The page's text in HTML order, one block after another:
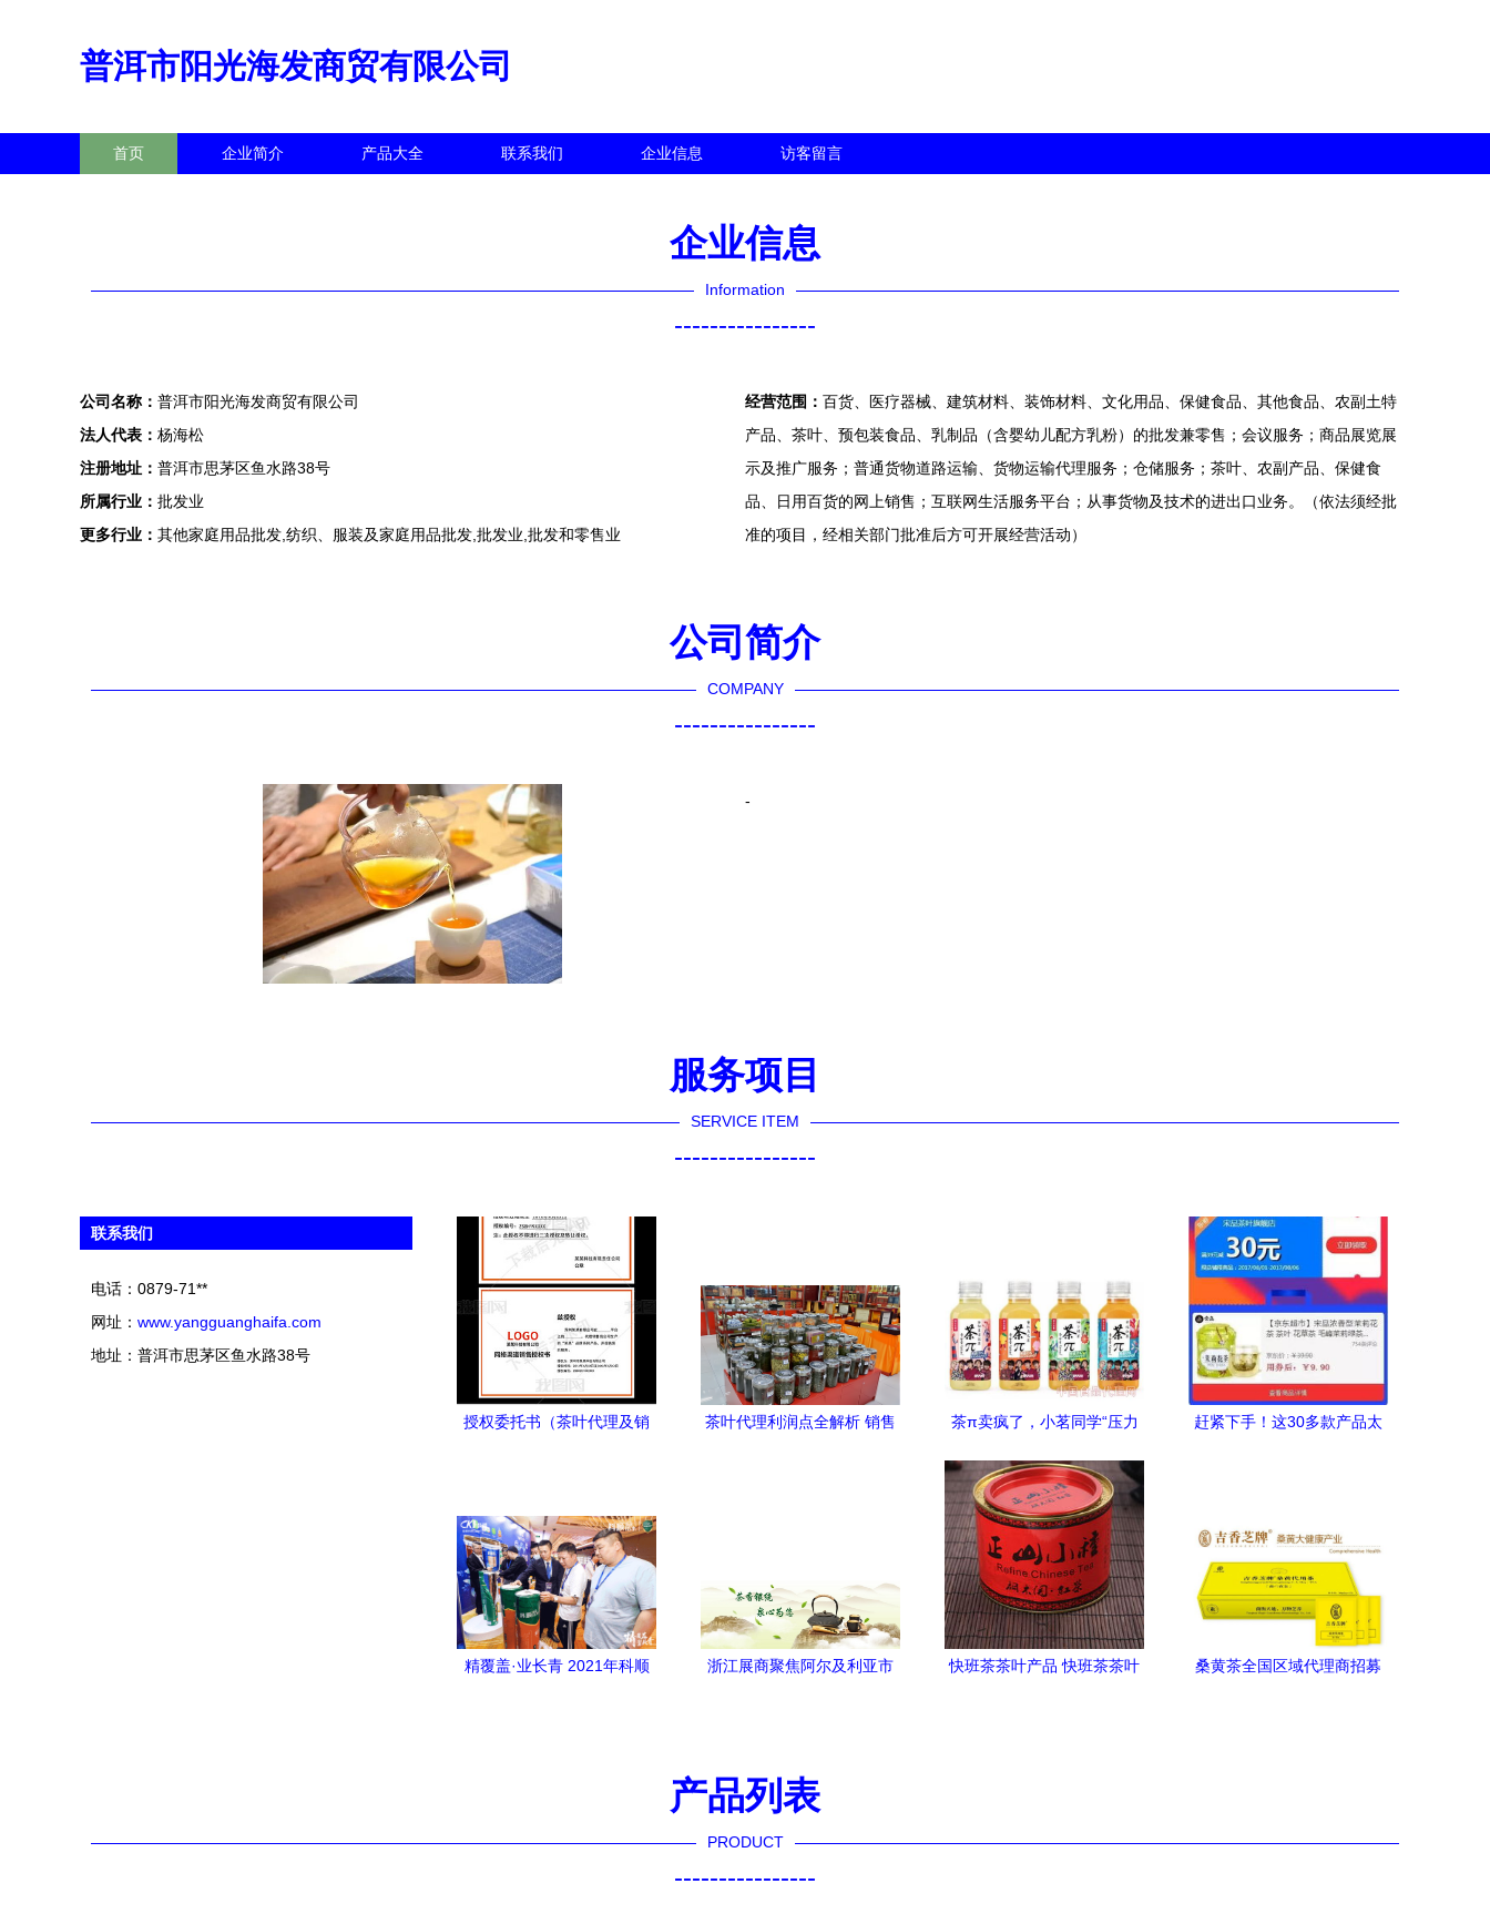
普洱市阳光海发商贸有限公司
首页 企业简介 产品大全 联系我们 企业信息 访客留言
企业信息
Information
----------------
公司名称： 普洱市阳光海发商贸有限公司
法人代表： 杨海松
注册地址： 普洱市思茅区鱼水路38号
所属行业： 批发业
更多行业： 其他家庭用品批发,纺织、服装及家庭用品批发,批发业,批发和零售业
经营范围： 百货、医疗器械、建筑材料、装饰材料、文化用品、保健食品、其他食品、农副土特
产品、茶叶、预包装食品、乳制品（含婴幼儿配方乳粉）的批发兼零售；会议服务；商品展览展
示及推广服务；普通货物道路运输、货物运输代理服务；仓储服务；茶叶、农副产品、保健食
品、日用百货的网上销售；互联网生活服务平台；从事货物及技术的进出口业务。（依法须经批
准的项目，经相关部门批准后方可开展经营活动）
公司简介
COMPANY
----------------
-
服务项目
SERVICE ITEM
----------------
联系我们
电话：0879-71**
网址： www.yangguanghaifa.com
地址：普洱市思茅区鱼水路38号
授权委托书（茶叶代理及销
茶叶代理利润点全解析 销售
茶π卖疯了，小茗同学“压力
王道
赶紧下手！这30多款产品太
精覆盖·业长青 2021年科顺
浙江展商聚焦阿尔及利亚市
快班茶茶叶产品 快班茶茶叶
桑黄茶全国区域代理商招募
产品列表
PRODUCT
----------------